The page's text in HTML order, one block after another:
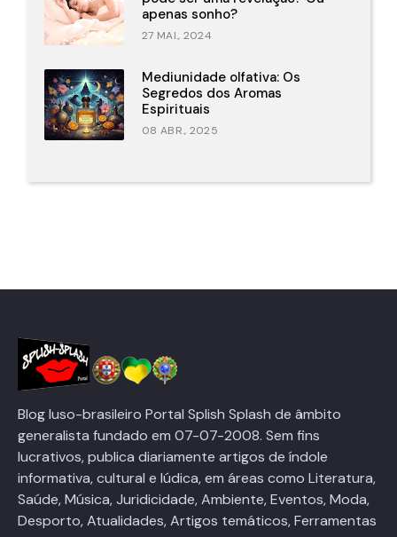
apenas sonho?
27 MAI., 2024
Mediunidade olfativa: Os
Segredos dos Aromas
Espirituais
08 ABR., 2025
Blog luso-brasileiro Portal Splish Splash de âmbito
generalista fundado em 07-07-2008. Sem fins
lucrativos, publica diariamente artigos de índole
informativa, cultural e lúdica, em áreas como Literatura,
Saúde, Música, Juridicidade, Ambiente, Eventos, Moda,
Desporto, Atualidades, Artigos temáticos, Ferramentas